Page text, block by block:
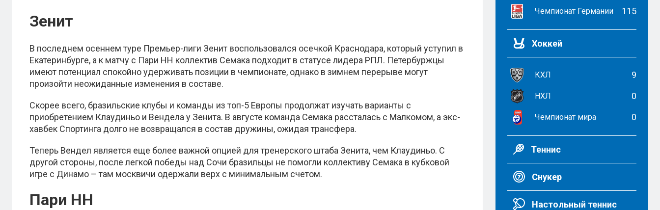
Зенит
В последнем осеннем туре Премьер-лиги Зенит воспользовался осечкой Краснодара, который уступил в
Екатеринбурге, а к матчу с Пари НН коллектив Семака подходит в статусе лидера РПЛ. Петербуржцы
имеют потенциал спокойно удерживать позиции в чемпионате, однако в зимнем перерыве могут
произойти неожиданные изменения в составе.
Скорее всего, бразильские клубы и команды из топ-5 Европы продолжат изучать варианты с
приобретением Клаудиньо и Вендела у Зенита. В августе команда Семака рассталась с Малкомом, а экс-
хавбек Спортинга долго не возвращался в состав дружины, ожидая трансфера.
Теперь Вендел является еще более важной опцией для тренерского штаба Зенита, чем Клаудиньо. С
другой стороны, после легкой победы над Сочи бразильцы не помогли коллективу Семака в кубковой
игре с Динамо – там москвичи одержали верх с минимальным счетом.
Пари НН
Чемпионат Германии 115
Хоккей
КХЛ 9
НХЛ 0
Чемпионат мира 0
Теннис
Снукер
Настольный теннис